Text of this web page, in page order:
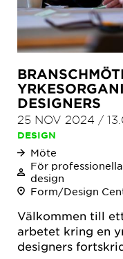
DESIGNERS
25 NOV 2024 /
DESIGN
Möte
För
design
Form/Design
Välkommen till
arbetet kring en
designers